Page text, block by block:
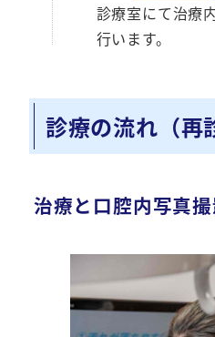
診療室にて治療
行います。
診療の流れ（再
治療と口腔内写真